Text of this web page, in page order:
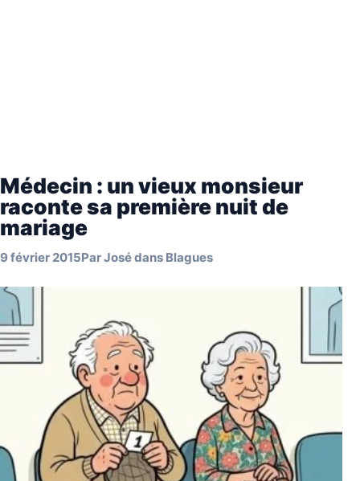
Médecin : un vieux monsieur
raconte sa première nuit de
mariage
9 février 2015ParJosédans Blagues